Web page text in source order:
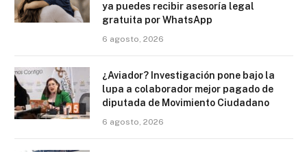
ya puedes recibir asesoría legal
gratuita por WhatsApp
6 agosto, 2026
¿Aviador? Investigación pone bajo la
lupa a colaborador mejor pagado de
diputada de Movimiento Ciudadano
6 agosto, 2026